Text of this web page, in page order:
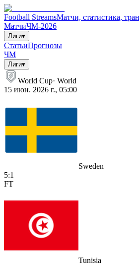
Football StreamsМатчи, статистика,
МатчиЧМ-2026
Лиги▾
СтатьиПрогнозы
ЧМ
Лиги▾
World Cup· World
15 июн. 2026 г., 05:00
Sweden
5:1
FT
Tunisia